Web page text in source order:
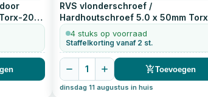
20
RVS vlonderschroef /
Hardhoutschroef 5.0 x 50mm
200
stuks
4 stuks op voorraad
Staffelkorting vanaf 2 st.
1 Toevoegen
dinsdag 11 augustus in huis